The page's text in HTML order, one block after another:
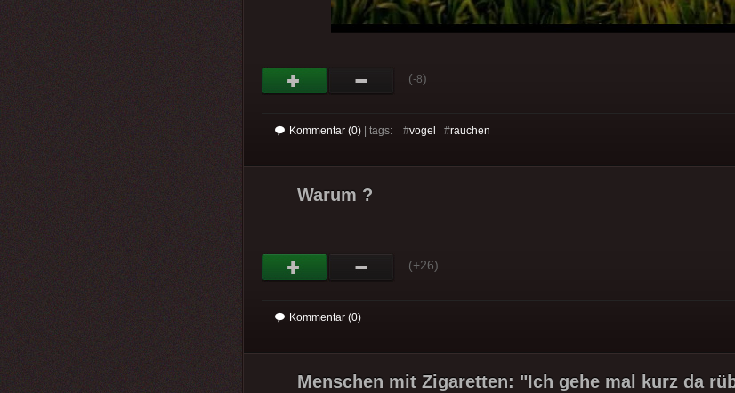
(-8)
Kommentar (0) | tags: #vogel #rauchen
Warum ?
(+26)
Kommentar (0)
Menschen mit Zigaretten: "Ich gehe mal kurz da